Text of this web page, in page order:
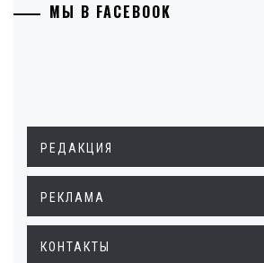
МЫ В FACEBOOK
РЕДАКЦИЯ
РЕКЛАМА
КОНТАКТЫ